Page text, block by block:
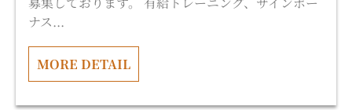
ナス...
MORE DETAIL